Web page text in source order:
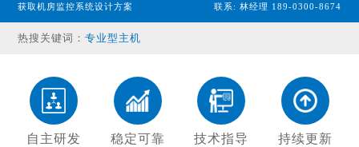
获取机房监控系统设计方案 联系: 林经理 189-0300-8674
热搜关键词：专业型主机
漏水检测设备
温湿度传感器
配电监控设备
气体监控设备
自主研发 稳定可靠 技术指导 持续更新